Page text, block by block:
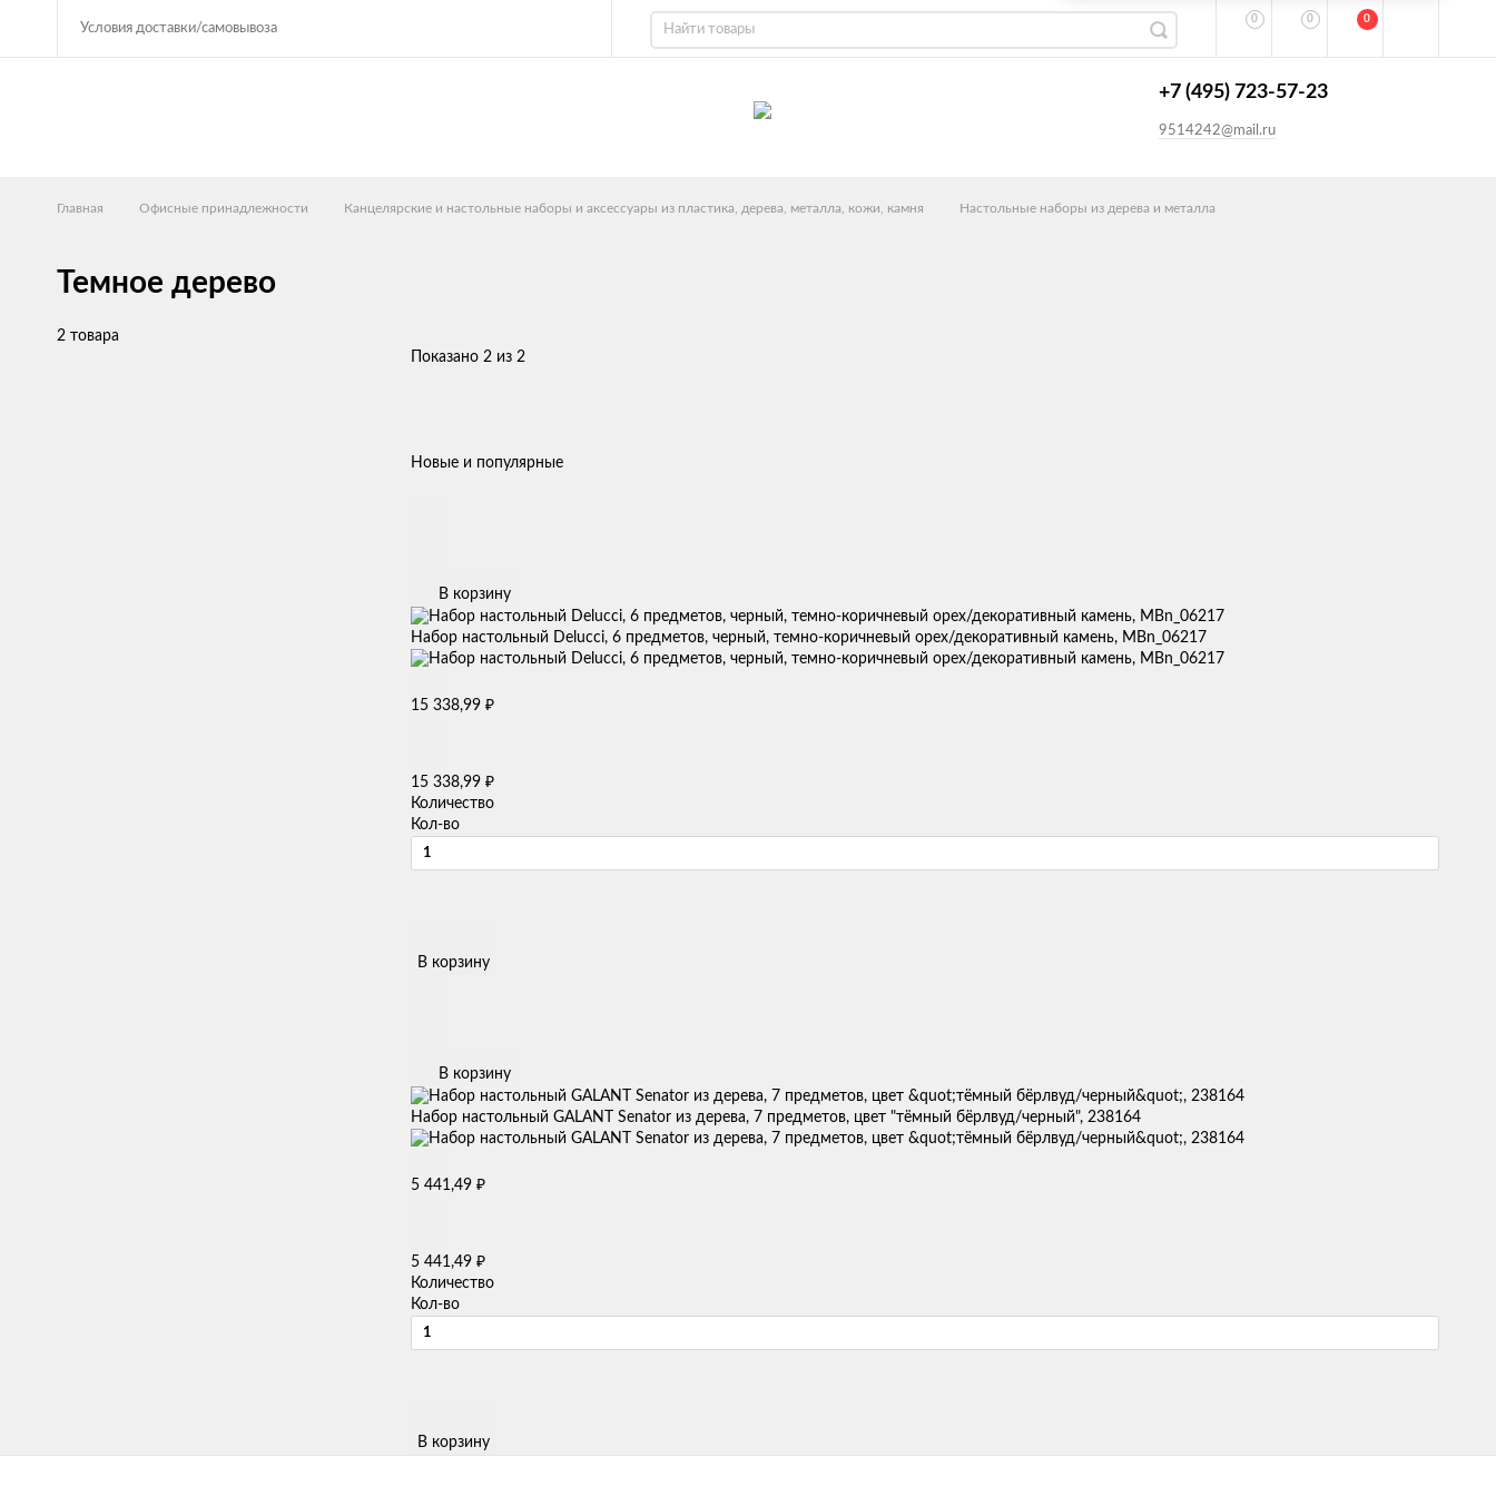
Условия доставки/самовывоза
0 0 0
+7 (495) 723-57-23
9514242@mail.ru
Главная Офисные принадлежности Канцелярские и настольные наборы и аксессуары из пластика, дерева, металла, кожи, камня Настольные наборы из дерева и металла
Темное дерево
2 товара
Показано 2 из 2
Новые и популярные
В корзину
Набор настольный Delucci, 6 предметов, черный, темно-коричневый орех/декоративный камень, MBn_06217
15 338,99 ₽
15 338,99 ₽
Количество
Кол-во
В корзину
В корзину
Набор настольный GALANT Senator из дерева, 7 предметов, цвет "тёмный бёрлвуд/черный", 238164
5 441,49 ₽
5 441,49 ₽
Количество
Кол-во
В корзину